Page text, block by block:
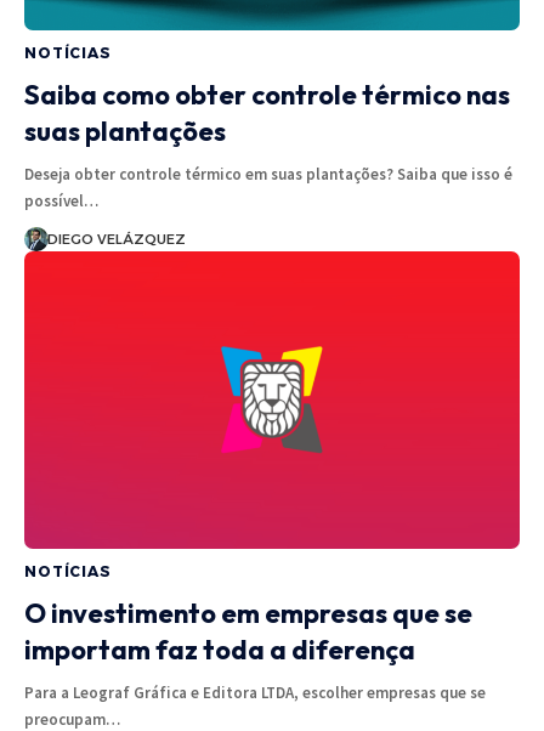
NOTÍCIAS
Saiba como obter controle térmico nas
suas plantações
Deseja obter controle térmico em suas plantações? Saiba que isso é
possível…
DIEGO VELÁZQUEZ
NOTÍCIAS
O investimento em empresas que se
importam faz toda a diferença
Para a Leograf Gráfica e Editora LTDA, escolher empresas que se
preocupam…